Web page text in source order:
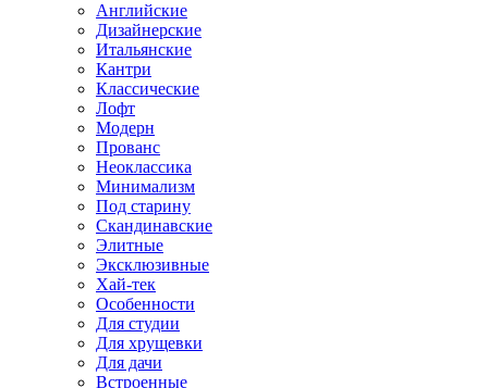
Английские
Дизайнерские
Итальянские
Кантри
Классические
Лофт
Модерн
Прованс
Неоклассика
Минимализм
Под старину
Скандинавские
Элитные
Эксклюзивные
Хай-тек
Особенности
Для студии
Для хрущевки
Для дачи
Встроенные